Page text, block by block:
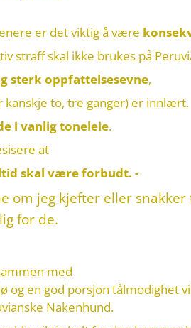
er det viktig å være
straff skal ikke brukes på
sterk oppfattelsesevne,
kanskje to, tre ganger) er innlært.
i vanlig toneleie.
at
skal være forbudt. -
om jeg kjefter eller
for de.
med
og en god porsjon tålmodighet
Nakenhund.